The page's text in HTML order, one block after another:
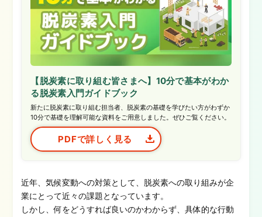
【脱炭素に取り組む皆さまへ】10分で基本がわか
る脱炭素入門ガイドブック
新たに脱炭素に取り組む担当者、脱炭素の基礎を学びたい方がわずか
10分で基礎を理解可能な資料をご用意しました。ぜひご覧ください。
PDFで詳しく見る
近年、気候変動への対策として、脱炭素への取り組みが企
業にとって近々の課題となっています。
しかし、何をどうすれば良いのかわからず、具体的な行動